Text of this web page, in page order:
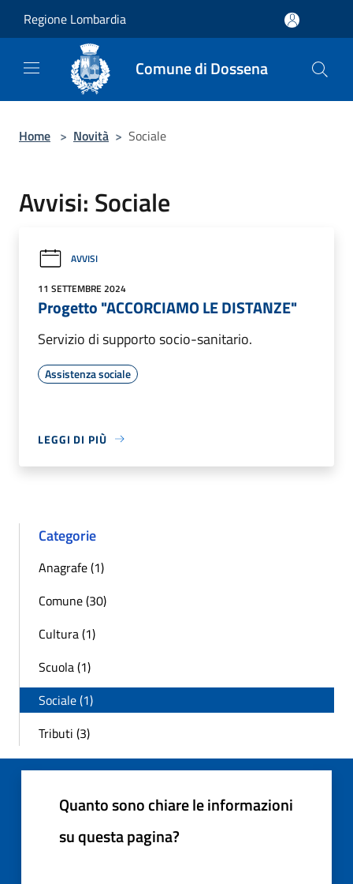
Regione Lombardia
Comune di Dossena
Home > Novità > Sociale
Avvisi: Sociale
AVVISI
11 SETTEMBRE 2024
Progetto "ACCORCIAMO LE DISTANZE"
Servizio di supporto socio-sanitario.
Assistenza sociale
LEGGI DI PIÙ
Categorie
Anagrafe (1)
Comune (30)
Cultura (1)
Scuola (1)
Sociale (1)
Tributi (3)
Quanto sono chiare le informazioni
su questa pagina?